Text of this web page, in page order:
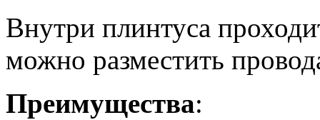
Внутри плинтуса
можно разместить
Преимущества: